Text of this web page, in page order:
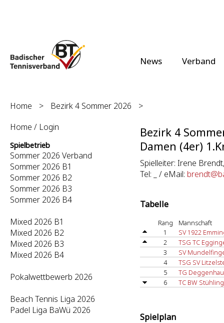
News Verband
Home > Bezirk 4 Sommer 2026
>
Home / Login
Spielbetrieb
Sommer 2026 Verband
Sommer 2026 B1
Sommer 2026 B2
Sommer 2026 B3
Sommer 2026 B4
Mixed 2026 B1
Mixed 2026 B2
Mixed 2026 B3
Mixed 2026 B4
Pokalwettbewerb 2026
Beach Tennis Liga 2026
Padel Liga BaWü 2026
Bezirk 4
Damen (4er)
Spielleiter: Irene
Tel: _ / eMail:
Tabelle
Rang
Mannschaft
1
SV 1922
2
TSG TC
3
SV
4
TSG SV
5
TG
6
TC BW
Spielplan